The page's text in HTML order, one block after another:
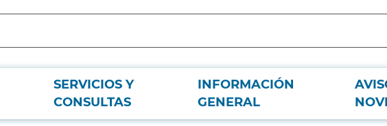
SERVICIOS Y
CONSULTAS
INFORMACIÓN
GENERAL
de Cultura, Turismo y Deporte de la Comunidad de Madrid, dividido en cuatro lotes